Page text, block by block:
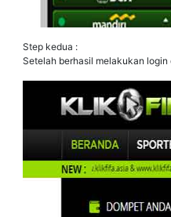
Step kedua :
Setelah berhasil melakukan